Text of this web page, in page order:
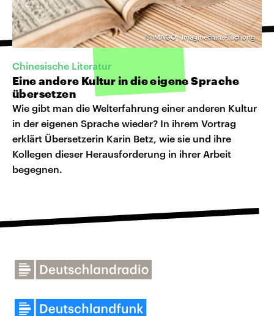
©IMAGO | Imaginechina-Tuchong
Chinesische Literatur
Eine andere Kultur in die eigene Sprache
übersetzen
Wie gibt man die Welterfahrung einer anderen Kultur
in der eigenen Sprache wieder? In ihrem Vortrag
erklärt Übersetzerin Karin Betz, wie sie und ihre
Kollegen dieser Herausforderung in ihrer Arbeit
begegnen.